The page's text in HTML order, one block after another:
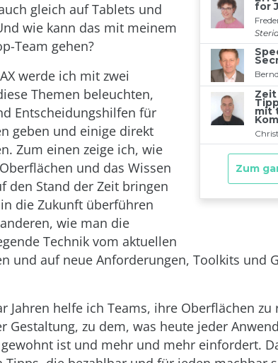
gleich auf Tablets und
wie kann das mit meinem
Team gehen?
werde ich mit zwei
Themen beleuchten,
Entscheidungshilfen für
geben und einige direkt
Zum einen zeige ich, wie
und das Wissen
den Stand der Zeit bringen
die Zukunft überführen
wie man die
Technik vom aktuellen
und auf neue Anforderungen, Toolkits und
Jahren helfe ich Teams, ihre Oberflächen
Gestaltung, zu dem, was heute jeder
ist und mehr und mehr einfordert.